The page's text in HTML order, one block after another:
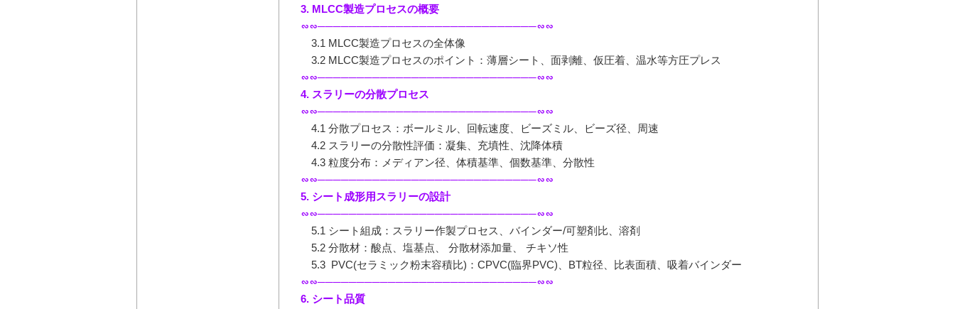
3. MLCC製造プロセスの概要
∽∽────────────────────────────∽∽
3.1 MLCC製造プロセスの全体像
3.2 MLCC製造プロセスのポイント：薄層シート、面剥離、仮圧着、温水等方圧プレス
∽∽────────────────────────────∽∽
4. スラリーの分散プロセス
∽∽────────────────────────────∽∽
4.1 分散プロセス：ボールミル、回転速度、ビーズミル、ビーズ径、周速
4.2 スラリーの分散性評価：凝集、充填性、沈降体積
4.3 粒度分布：メディアン径、体積基準、個数基準、分散性
∽∽────────────────────────────∽∽
5. シート成形用スラリーの設計
∽∽────────────────────────────∽∽
5.1 シート組成：スラリー作製プロセス、バインダー/可塑剤比、溶剤
5.2 分散材：酸点、塩基点、 分散材添加量、 チキソ性
5.3 PVC(セラミック粉末容積比)：CPVC(臨界PVC)、BT粒径、比表面積、吸着バインダー
∽∽────────────────────────────∽∽
6. シート品質